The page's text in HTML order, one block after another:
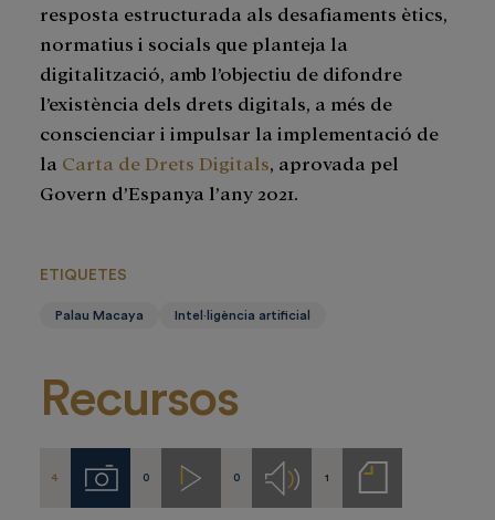
resposta estructurada als desafiaments ètics,
normatius i socials que planteja la
digitalització, amb l’objectiu de difondre
l’existència dels drets digitals, a més de
conscienciar i impulsar la implementació de
la Carta de Drets Digitals , aprovada pel
Govern d’Espanya l’any 2021.
ETIQUETES
Palau Macaya Intel·ligència artificial
Recursos
4 Imágenes
0 Videos
0 Audios1
Notas
de